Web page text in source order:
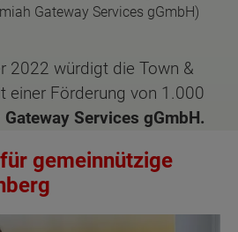
Gateway Services gGmbH)
2022 würdigt die Town &
einer Förderung von 1.000
Gateway Services gGmbH.
gemeinnützige